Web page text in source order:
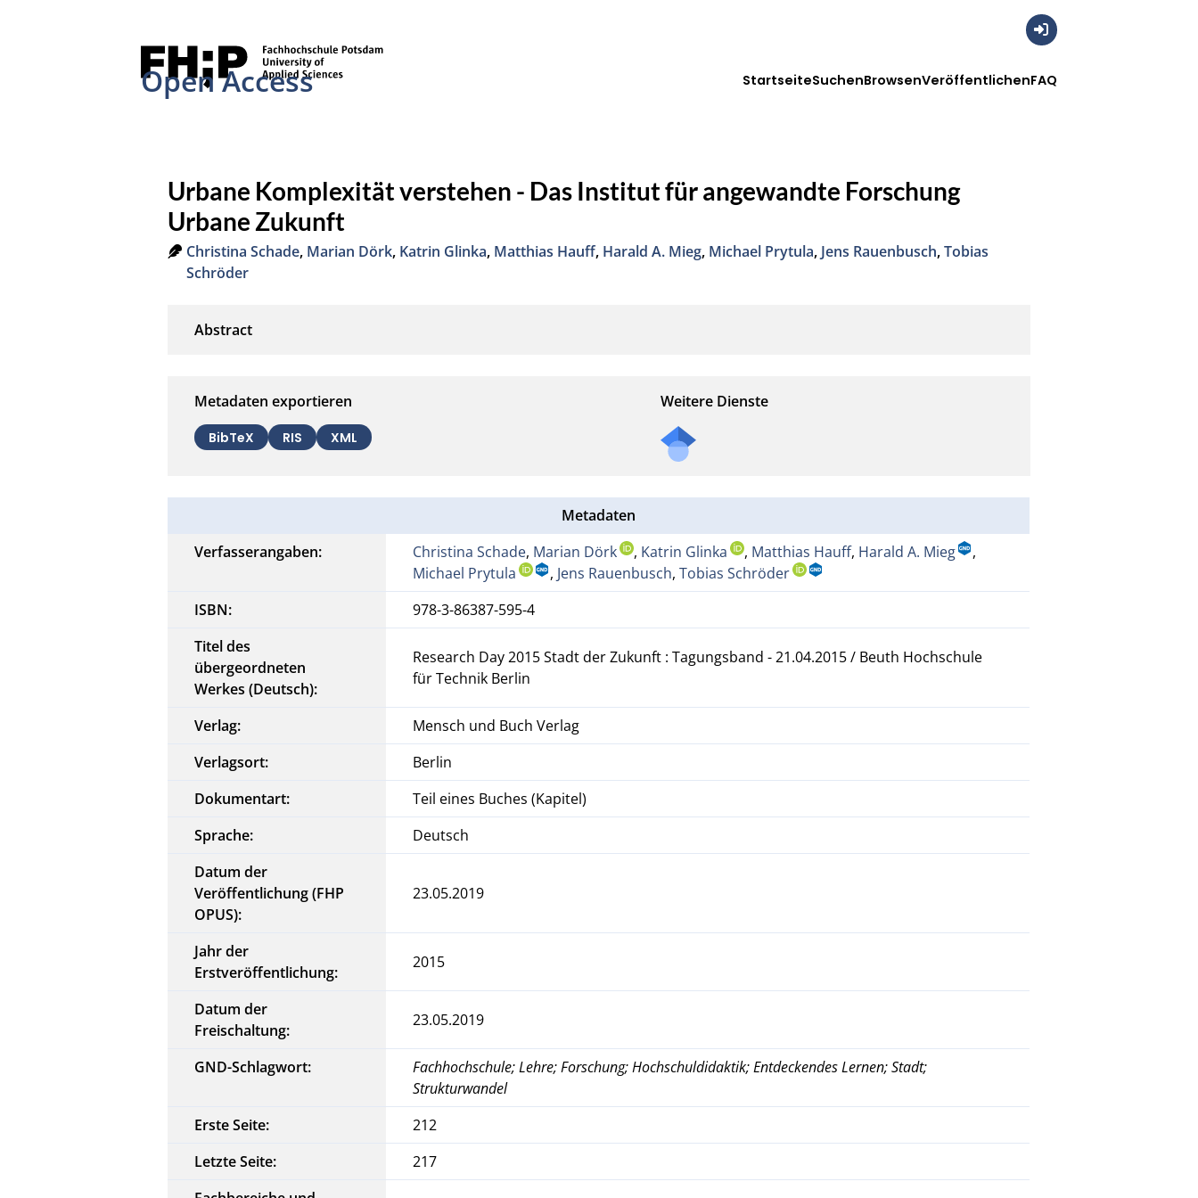
Open Access StartseiteSuchenBrowsenVeröffentlichenFAQ
Urbane Komplexität verstehen - Das Institut für angewandte Forschung
Urbane Zukunft
Christina Schade, Marian Dörk, Katrin Glinka, Matthias Hauff, Harald A. Mieg, Michael Prytula, Jens Rauenbusch,Tobias
Schröder
Metadaten exportieren
BibTeX RIS XML
Weitere Dienste
Metadaten
Verfasserangaben:
Christina Schade, Marian Dörk , Katrin Glinka , Matthias Hauff, Harald A. Mieg
,
Michael Prytula
, Jens Rauenbusch,Tobias Schröder
ISBN:
978-3-86387-595-4
Titel des
übergeordneten
Werkes (Deutsch):
Research Day 2015 Stadt der Zukunft : Tagungsband - 21.04.2015 / Beuth Hochschule
für Technik Berlin
Verlag:
Mensch und Buch Verlag
Verlagsort:
Berlin
Dokumentart:
Teil eines Buches (Kapitel)
Sprache:
Deutsch
Datum der
Veröffentlichung (FHP
OPUS):
23.05.2019
Jahr der
Erstveröffentlichung:
2015
Datum der
Freischaltung:
23.05.2019
GND-Schlagwort:
Fachhochschule; Lehre; Forschung; Hochschuldidaktik; Entdeckendes Lernen; Stadt;
Strukturwandel
Erste Seite:
212
Letzte Seite:
217